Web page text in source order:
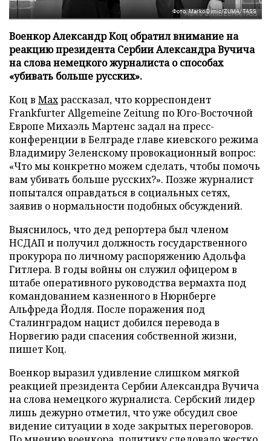
Фото: Marko Dimic/ZUMA/TASS
Военкор Александр Коц обратил внимание на
реакцию президента Сербии Александра Вучича
на слова немецкого журналиста о способах
«убивать больше русских».
Коц в Махрассказал, что корреспондент
Frankfurter Allgemeine Zeitung по Юго-Восточной
Европе Михаэль Мартенс задал на пресс-
конференции в Белграде главе киевского режима
Владимиру Зеленскому провокационный вопрос:
«Что мы конкретно можем сделать, чтобы помочь
вам убивать больше русских?». Позже журналист
попытался оправдаться в социальных сетях,
заявив о нормальности подобных обсуждений.
Выяснилось, что дед репортера был членом
НСДАП и получил должность государственного
прокурора по личному распоряжению Адольфа
Гитлера. В годы войны он служил офицером в
штабе оперативного руководства вермахта под
командованием казненного в Нюрнберге
Альфреда Йодля. После поражения под
Сталинградом нацист добился перевода в
Норвегию ради спасения собственной жизни,
пишет Коц.
Военкор выразил удивление слишком мягкой
реакцией президента Сербии Александра Вучича
на слова немецкого журналиста. Сербский лидер
лишь дежурно отметил, что уже обсудил свое
видение ситуации в ходе закрытых переговоров.